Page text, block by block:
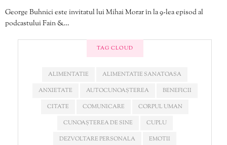
George Buhnici este invitatul lui Mihai Morar în la 9-lea episod al
podcastului Fain &…
TAG CLOUD
ALIMENTATIE
ALIMENTATIE SANATOASA
ANXIETATE
AUTOCUNOAȘTEREA
BENEFICII
CITATE
COMUNICARE
CORPUL UMAN
CUNOAȘTEREA DE SINE
CUPLU
DEZVOLTARE PERSONALA
EMOTII